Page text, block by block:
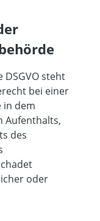
DSGVO steht
bei einer
in dem
Aufenthalts,
des
oder